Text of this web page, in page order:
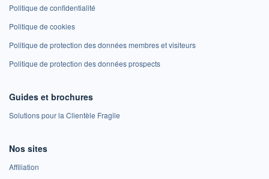
Politique de confidentialité
Politique de cookies
Politique de protection des données membres et visiteurs
Politique de protection des données prospects
Guides et brochures
Solutions pour la Clientèle Fragile
Nos sites
Affiliation